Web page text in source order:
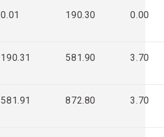
0.01 190.30 0.00
190.31 581.90 3.70
581.91 872.80 3.70